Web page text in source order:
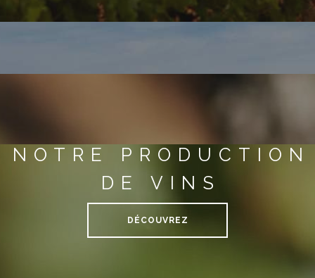
NOTRE PRODUCTION
DE VINS
DÉCOUVREZ